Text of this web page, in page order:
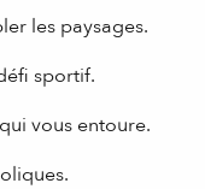
les paysages.
sportif.
vous entoure.